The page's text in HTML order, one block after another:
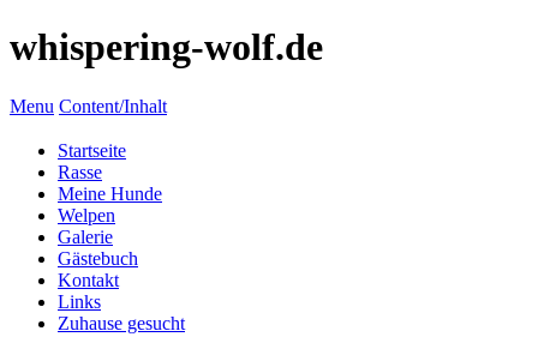
whispering-wolf.de
Menu Content/Inhalt
Startseite
Rasse
Meine Hunde
Welpen
Galerie
Gästebuch
Kontakt
Links
Zuhause gesucht